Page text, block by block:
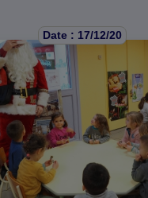
Date : 17/12/20